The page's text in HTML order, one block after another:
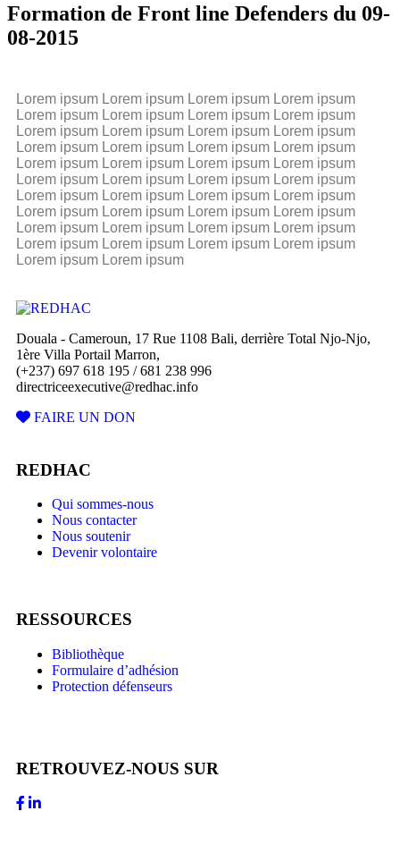
Formation de Front line Defenders du 09-
08-2015
Lorem ipsum Lorem ipsum Lorem ipsum Lorem ipsum
Lorem ipsum Lorem ipsum Lorem ipsum Lorem ipsum
Lorem ipsum Lorem ipsum Lorem ipsum Lorem ipsum
Lorem ipsum Lorem ipsum Lorem ipsum Lorem ipsum
Lorem ipsum Lorem ipsum Lorem ipsum Lorem ipsum
Lorem ipsum Lorem ipsum Lorem ipsum Lorem ipsum
Lorem ipsum Lorem ipsum Lorem ipsum Lorem ipsum
Lorem ipsum Lorem ipsum Lorem ipsum Lorem ipsum
Lorem ipsum Lorem ipsum Lorem ipsum Lorem ipsum
Lorem ipsum Lorem ipsum Lorem ipsum Lorem ipsum
Lorem ipsum Lorem ipsum
Douala - Cameroun, 17 Rue 1108 Bali, derrière Total Njo-Njo,
1ère Villa Portail Marron,
(+237) 697 618 195 / 681 238 996
directriceexecutive@redhac.info
FAIRE UN DON
REDHAC
Qui sommes-nous
Nous contacter
Nous soutenir
Devenir volontaire
RESSOURCES
Bibliothèque
Formulaire d’adhésion
Protection défenseurs
RETROUVEZ-NOUS SUR